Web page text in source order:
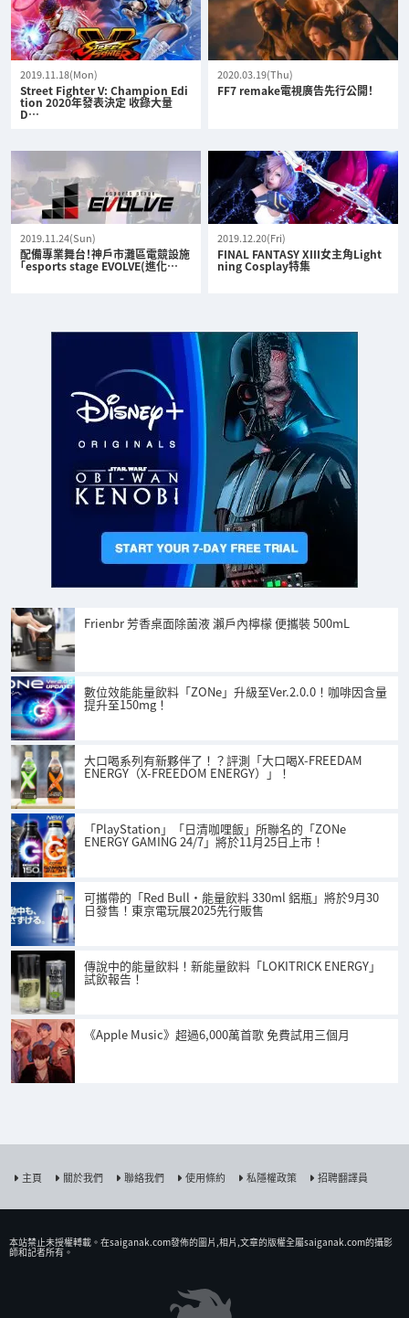
2019.11.18(Mon)
Street Fighter V: Champion Edi
tion 2020年發表決定 收錄大量
D…
2020.03.19(Thu)
FF7 remake電視廣告先行公開！
2019.11.24(Sun)
配備專業舞台！神戶市灘區電競設施
「esports stage EVOLVE(進化…
2019.12.20(Fri)
FINAL FANTASY XIII女主角Light
ning Cosplay特集
Frienbr 芳香桌面除菌液 瀨戶內檸檬 便攜裝 500mL
數位效能能量飲料「ZONe」升級至Ver.2.0.0！咖啡因含量
提升至150mg！
大口喝系列有新夥伴了！？評測「大口喝X-FREEDAM
ENERGY（X-FREEDOM ENERGY）」！
「PlayStation」「日清咖哩飯」所聯名的「ZONe
ENERGY GAMING 24/7」將於11月25日上市！
可攜帶的「Red Bull・能量飲料 330ml 鋁瓶」將於9月30
日發售！東京電玩展2025先行販售
傳說中的能量飲料！新能量飲料「LOKITRICK ENERGY」
試飲報告！
《Apple Music》超過6,000萬首歌 免費試用三個月
主頁 關於我們 聯絡我們 使用條約 私隱權政策 招聘翻譯員
本站禁止未授權𨍭載。在saiganak.com發佈的圖片,相片,文章的版權全屬saiganak.com的攝影
師和記者所有。